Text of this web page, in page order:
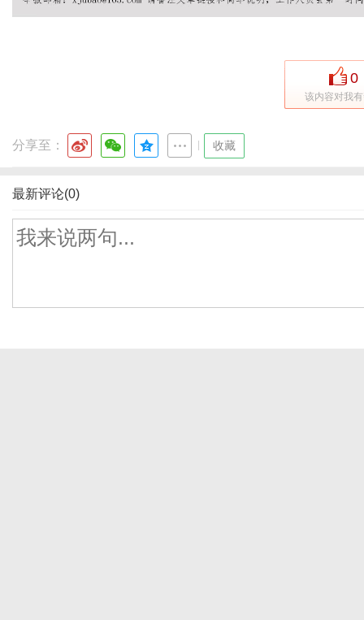
0
该内容对我
分享至： 收藏
最新评论(0)